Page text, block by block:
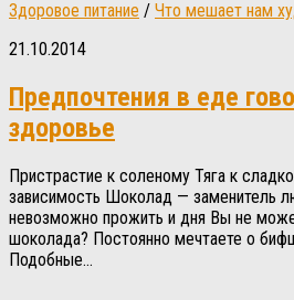
Здоровое питание / Что мешает нам
21.10.2014
Предпочтения в еде
здоровье
Пристрастие к соленому Тяга к
зависимость Шоколад — заменитель
невозможно прожить и дня Вы не
шоколада? Постоянно мечтаете о
Подобные...